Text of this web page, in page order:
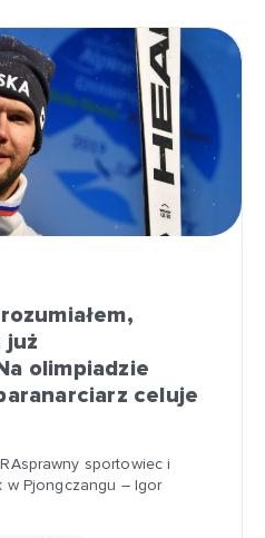
już
olimpiadzie
celuje
sportowiec i
w Pjongczangu – Igor